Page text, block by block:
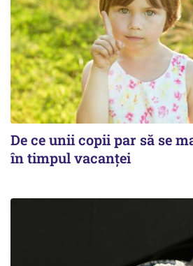
De ce unii copii par să se
în timpul vacanței